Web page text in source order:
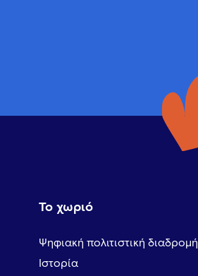
Το χωριό
Ψηφιακή πολιτιστική διαδρομή
Ιστορία